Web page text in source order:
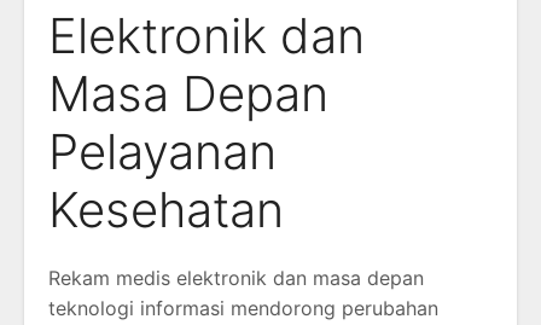
Elektronik dan
Masa Depan
Pelayanan
Kesehatan
Rekam medis elektronik dan masa depan
teknologi informasi mendorong perubahan